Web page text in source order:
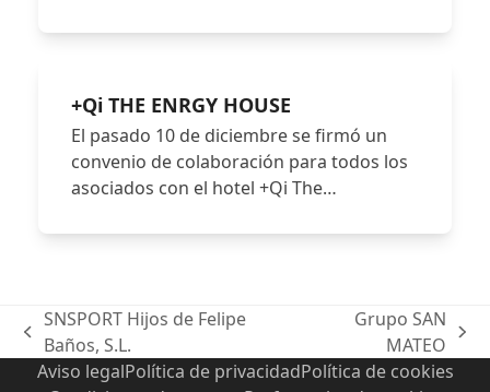
+Qi THE ENRGY HOUSE
El pasado 10 de diciembre se firmó un
convenio de colaboración para todos los
asociados con el hotel +Qi The…
previous
post:
SNSPORT Hijos de Felipe
Baños, S.L.
post:
Grupo SAN
MATEO
Aviso legalPolítica de privacidadPolítica de cookies